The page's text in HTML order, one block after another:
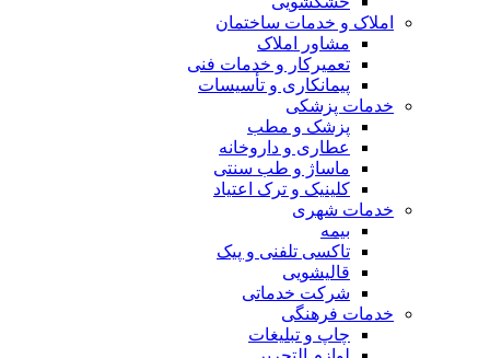
املاک و خدمات ساختمان
مشاور املاک
تعمیرکار و خدمات فنی
پیمانکاری و تأسیسات
خدمات پزشکی
پزشک و مطب
عطاری و داروخانه
ماساژ و طب سنتی
کلینیک و ترک اعتیاد
خدمات شهری
بیمه
تاکسی تلفنی و پیک
قالیشویی
شرکت خدماتی
خدمات فرهنگی
چاپ و تبليغات